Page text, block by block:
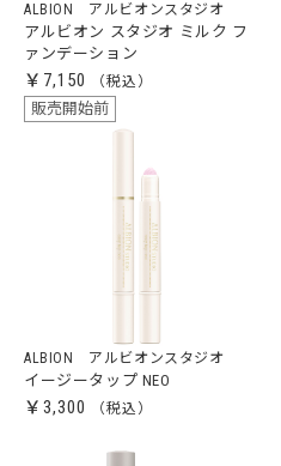
ALBION アルビオンスタジオ
アルビオン スタジオ ミルク フ
ァンデーション
￥7,150
販売開始前
ALBION アルビオンスタジオ
イージータップ NEO
￥3,300